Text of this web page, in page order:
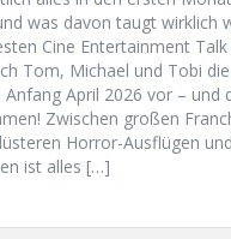
was davon taugt wirklich
Cine Entertainment Talk
Tom, Michael und Tobi
Anfang April 2026 vor – und
Zwischen großen
Horror-Ausflügen
ist alles […]